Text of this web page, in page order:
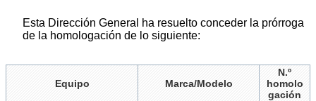
Esta Dirección General ha resuelto conceder la prórroga
de la homologación de lo siguiente:
Equipo Marca/Modelo
N.º
homolo
gación